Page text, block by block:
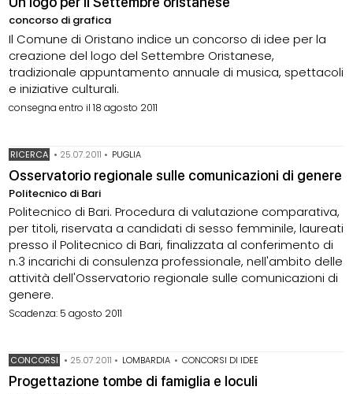
concorso di grafica
Il Comune di Oristano indice un concorso di idee per la
creazione del logo del Settembre Oristanese,
tradizionale appuntamento annuale di musica, spettacoli
e iniziative culturali.
consegna entro il 18 agosto 2011
RICERCA • 25.07.2011 • PUGLIA
Osservatorio regionale sulle comunicazioni di genere
Politecnico di Bari
Politecnico di Bari. Procedura di valutazione comparativa,
per titoli, riservata a candidati di sesso femminile, laureati
presso il Politecnico di Bari, finalizzata al conferimento di
n.3 incarichi di consulenza professionale, nell'ambito delle
attività dell'Osservatorio regionale sulle comunicazioni di
genere.
Scadenza: 5 agosto 2011
CONCORSI • 25.07.2011 • LOMBARDIA • CONCORSI DI IDEE
Progettazione tombe di famiglia e loculi